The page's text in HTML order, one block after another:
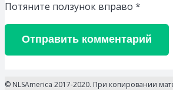
Потяните ползунок вправо *
Отправить комментарий
© NLSAmerica 2017-2020. При копировании